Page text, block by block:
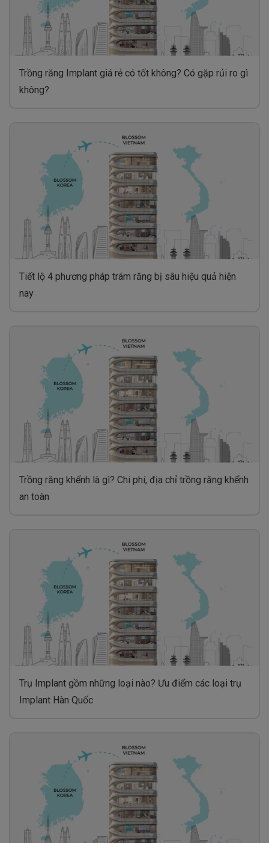
Trồng răng Implant giá rẻ có tốt không? Có gặp rủi ro gì
không?
Tiết lộ 4 phương pháp trám răng bị sâu hiệu quả hiện
nay
Trồng răng khểnh là gì? Chi phí, địa chỉ trồng răng khểnh
an toàn
Trụ Implant gồm những loại nào? Ưu điểm các loại trụ
Implant Hàn Quốc